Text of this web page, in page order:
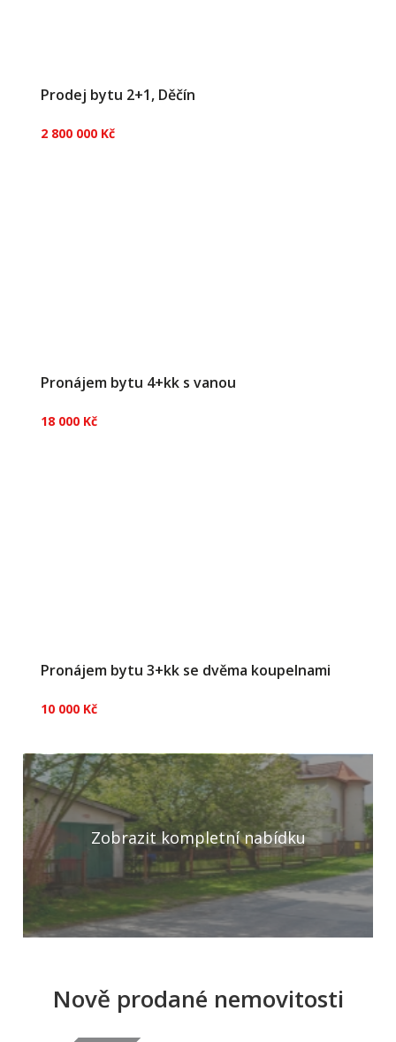
Prodej bytu 2+1, Děčín
2 800 000 Kč
Pronájem bytu 4+kk s vanou
18 000 Kč
Pronájem bytu 3+kk se dvěma koupelnami
10 000 Kč
Zobrazit kompletní nabídku
Nově prodané nemovitosti